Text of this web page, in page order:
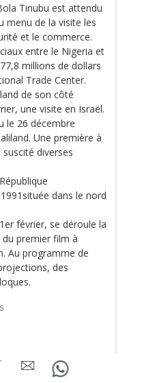
Tinubu est attendu
menu de la visite les
et le commerce.
entre le Nigeria et
millions de dollars
Trade Center.
de son côté
une visite en Israël.
le 26 décembre
Une première à
suscité diverses
dans le nord
février, se déroule la
premier film à
Au programme de
des